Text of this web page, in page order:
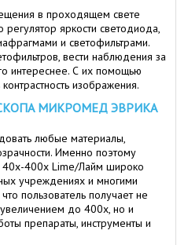
в проходящем свете
регулятор яркости светодиода,
и светофильтрами.
вести наблюдения за
интереснее. С их помощью
изображения.
МИКРОМЕД ЭВРИКА
любые материалы,
Именно поэтому
400х Lime/Лайм широко
учреждениях и многими
пользователь получает не
до 400х, но и
препараты, инструменты и